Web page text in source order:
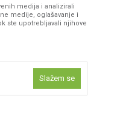
PRATITE
medija i analizirali
medije, oglašavanje i
ste upotrebljavali njihove
Slažem se